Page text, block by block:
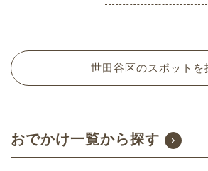
世田谷区のスポットを
おでかけ一覧から探す